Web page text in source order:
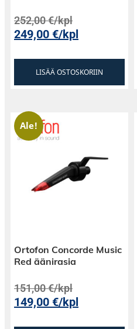
252,00€/kpl
249,00€/kpl
LISÄÄ OSTOSKORIIN
Ale!
Ortofon Concorde Music
Red äänirasia
151,00€/kpl
149,00€/kpl